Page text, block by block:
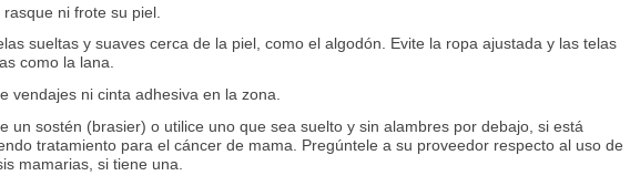
rasque ni frote su piel.
sueltas y suaves cerca de la piel, como el algodón. Evite la ropa ajustada y las telas
como la lana.
vendajes ni cinta adhesiva en la zona.
un sostén (brasier) o utilice uno que sea suelto y sin alambres por debajo, si está
tratamiento para el cáncer de mama. Pregúntele a su proveedor respecto al uso de
mamarias, si tiene una.